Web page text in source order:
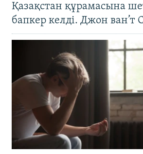
Қазақстан құрамасына
бапкер келді. Джон ван’т